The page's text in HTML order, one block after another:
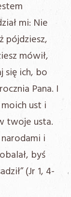
mi: Nie
pójdziesz,
mówił,
się ich, bo
Pana. I
ust i
twoje usta.
i
byś
(Jr 1, 4-